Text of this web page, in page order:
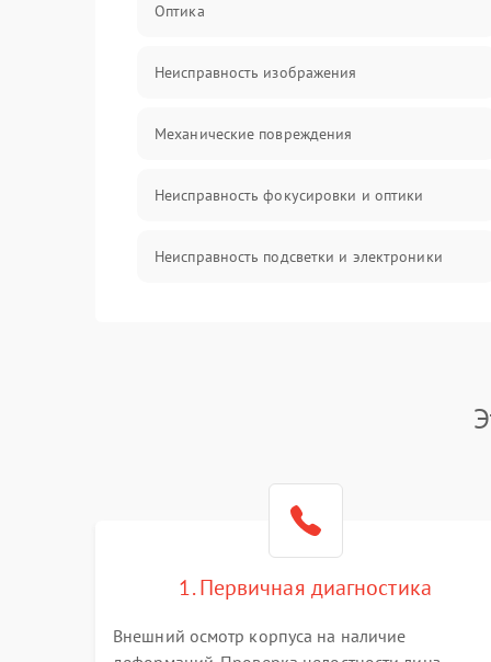
Оптика
Неисправность изображения
Механические повреждения
Неисправность фокусировки и оптики
Неисправность подсветки и электроники
Корпус/Герметичность
1. Первичная диагностика
Внешний осмотр корпуса на наличие